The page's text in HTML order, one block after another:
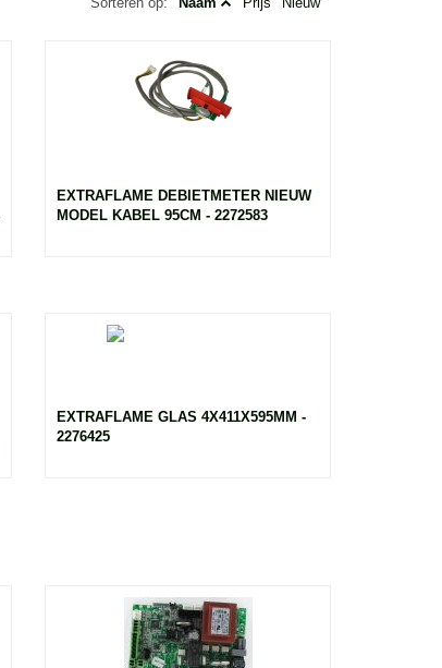
EXTRAFLAME DEBIETMETER NIEUW
MODEL KABEL 95CM - 2272583
EXTRAFLAME GLAS 4X411X595MM -
2276425